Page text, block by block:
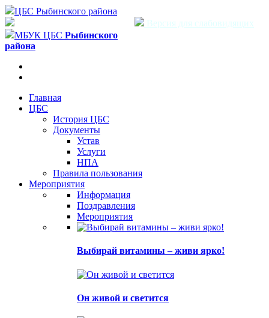
ЦБС Рыбинского района
Версия для слабовидящих
МБУК ЦБС Рыбинского
района
Главная
ЦБС
История ЦБС
Документы
Устав
Услуги
НПА
Правила пользования
Мероприятия
Информация
Поздравления
Мероприятия
Выбирай витамины – живи ярко!
Он живой и светится